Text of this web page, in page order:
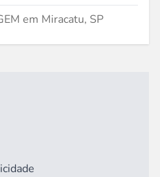
em Miracatu, SP